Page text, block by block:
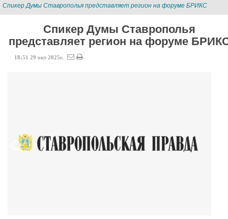
Спикер Думы Ставрополья представляет регион на форуме БРИКС
Спикер Думы Ставрополья
представляет регион на форуме
18:51 29 окт 2025г.